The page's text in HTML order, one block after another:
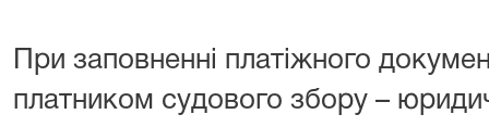
При заповненні платіжного
платником судового збору –